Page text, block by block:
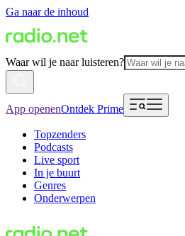
Ga naar de inhoud
Waar wil je naar luisteren?
App openenOntdek Prime
Topzenders
Podcasts
Live sport
In je buurt
Genres
Onderwerpen